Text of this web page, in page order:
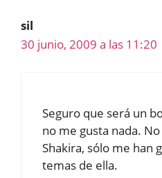
sil
30 junio, 2009 a las 11:20
Seguro que será un
no me gusta nada.
Shakira, sólo me han
temas de ella.